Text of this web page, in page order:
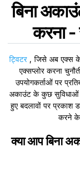
बिना
करना -
ट्विटर , जिसे अब एक्स के
एक्सप्लोर करना
उपयोगकर्ताओं पर
अकाउंट के कुछ सुविधाओं
हुए बदलावों पर प्रकाश
करने के
क्या आप बिना